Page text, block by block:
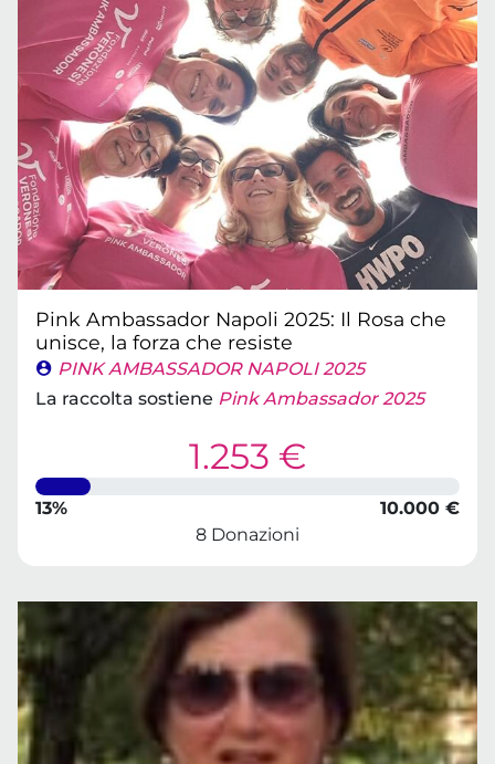
Pink Ambassador Napoli 2025: Il Rosa che
unisce, la forza che resiste
PINK AMBASSADOR NAPOLI 2025
La raccolta sostiene Pink Ambassador 2025
1.253 €
13%
10.000 €
8 Donazioni